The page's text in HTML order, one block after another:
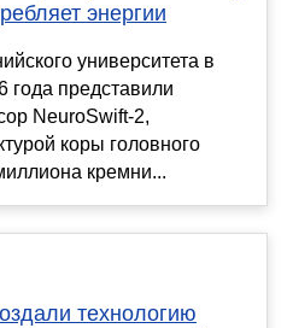
энергии
университета в
представили
NeuroSwift-2,
коры головного
кремни...
технологию